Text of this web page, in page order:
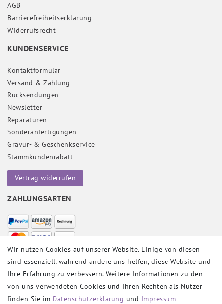
AGB
Barrierefreiheitserklärung
Widerrufs­recht
KUNDENSERVICE
Kontaktformular
Versand & Zahlung
Rücksendungen
Newsletter
Reparaturen
Sonderanfertigungen
Gravur- & Geschenkservice
Stammkundenrabatt
Vertrag widerrufen
ZAHLUNGSARTEN
VERSANDPARTNER
Wir nutzen Cookies auf unserer Website. Einige von diesen
sind essenziell, während andere uns helfen, diese Website und
Ihre Erfahrung zu verbessern. Weitere Informationen zu den
von uns verwendeten Cookies und Ihren Rechten als Nutzer
finden Sie im Daten­schutz­erklärung und Impressum